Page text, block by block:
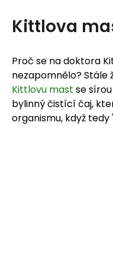
Kittlova
Proč se na doktora
nezapomnělo? Stále
Kittlovu mast se
bylinný čistící čaj,
organismu, když